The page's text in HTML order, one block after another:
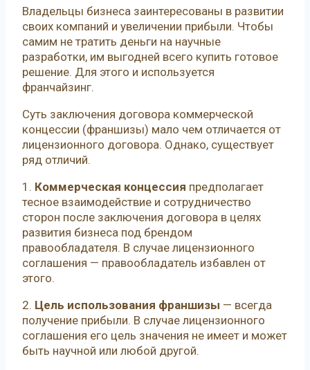
Владельцы бизнеса заинтересованы в развитии
своих компаний и увеличении прибыли. Чтобы
самим не тратить деньги на научные
разработки, им выгодней всего купить готовое
решение. Для этого и используется
франчайзинг.
Суть заключения договора коммерческой
концессии (франшизы) мало чем отличается от
лицензионного договора. Однако, существует
ряд отличий.
1. Коммерческая концессия предполагает
тесное взаимодействие и сотрудничество
сторон после заключения договора в целях
развития бизнеса под брендом
правообладателя. В случае лицензионного
соглашения — правообладатель избавлен от
этого.
2. Цель использования франшизы — всегда
получение прибыли. В случае лицензионного
соглашения его цель значения не имеет и может
быть научной или любой другой.